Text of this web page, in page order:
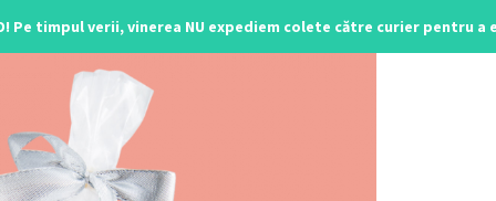
Pe timpul verii, vinerea NU expediem colete către curier pentru